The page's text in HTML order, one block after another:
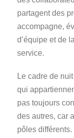
partagent des
accompagne,
d’équipe et de
service.
Le cadre de
qui
pas toujours
des autres, car
pôles